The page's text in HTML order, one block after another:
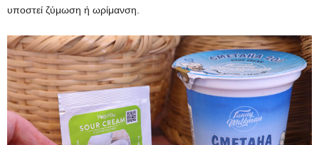
υποστεί ζύμωση ή ωρίμανση.